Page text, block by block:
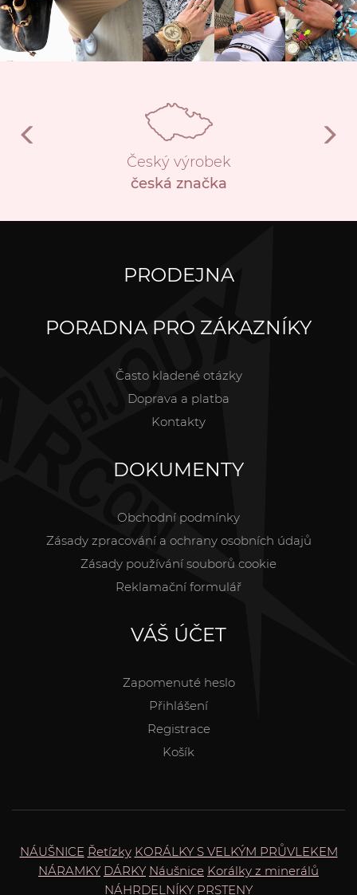
Český výrobek
česká značka
PRODEJNA
PORADNA PRO ZÁKAZNÍKY
Často kladené otázky
Doprava a platba
Kontakty
DOKUMENTY
Obchodní podmínky
Zásady zpracování a ochrany osobních údajů
Zásady používání souborů cookie
Reklamační formulář
VÁŠ ÚČET
Zapomenuté heslo
Přihlášení
Registrace
Košík
NÁUŠNICE Řetízky KORÁLKY S VELKÝM PRŮVLEKEM
NÁRAMKY DÁRKY Náušnice Korálky z minerálů
NÁHRDELNÍKY PRSTENY